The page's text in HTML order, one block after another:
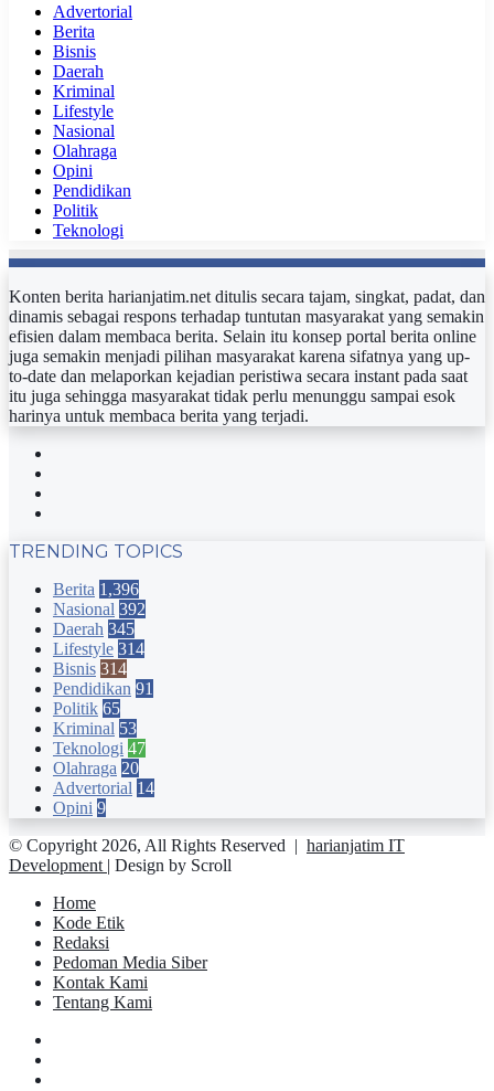
Advertorial
Berita
Bisnis
Daerah
Kriminal
Lifestyle
Nasional
Olahraga
Opini
Pendidikan
Politik
Teknologi
Konten berita harianjatim.net ditulis secara tajam, singkat, padat, dan
dinamis sebagai respons terhadap tuntutan masyarakat yang semakin
efisien dalam membaca berita. Selain itu konsep portal berita online
juga semakin menjadi pilihan masyarakat karena sifatnya yang up-
to-date dan melaporkan kejadian peristiwa secara instant pada saat
itu juga sehingga masyarakat tidak perlu menunggu sampai esok
harinya untuk membaca berita yang terjadi.
TRENDING TOPICS
Berita 1,396
Nasional 392
Daerah 345
Lifestyle 314
Bisnis 314
Pendidikan 91
Politik 65
Kriminal 53
Teknologi 47
Olahraga 20
Advertorial 14
Opini 9
© Copyright 2026, All Rights Reserved | harianjatim IT
Development | Design by Scroll
Home
Kode Etik
Redaksi
Pedoman Media Siber
Kontak Kami
Tentang Kami